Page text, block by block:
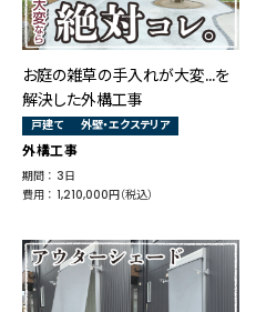
お庭の雑草の手入れが大変…を
解決した外構工事
戸建て 外壁・エクステリア
外構工事
期間 ： 3日
費用 ： 1,210,000円（税込）